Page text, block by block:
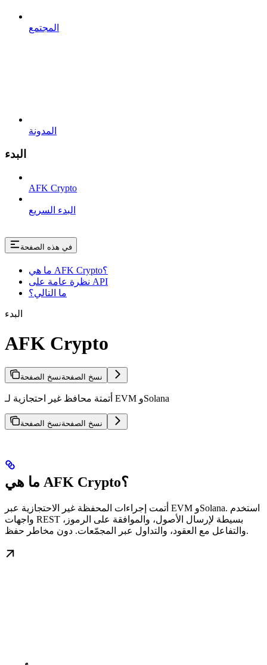
المجتمع
المدونة
البدء
AFK Crypto
البدء السريع
في هذه الصفحة
ما هي AFK Crypto؟
نظرة عامة على API
ما التالي؟
البدء
AFK Crypto
نسخ الصفحةنسخ الصفحة
أتمتة محافظ غير احتجازية لـ EVM وSolana
نسخ الصفحةنسخ الصفحة
ما هي AFK Crypto؟
أتمت إجراءات المحفظة غير الاحتجازية عبر EVM وSolana. استخدم
واجهات REST بسيطة لإرسال الأصول، والموافقة على الرموز،
والتفاعل مع العقود، والتداول عبر المجمّعات. دون مخاطر حفظ.